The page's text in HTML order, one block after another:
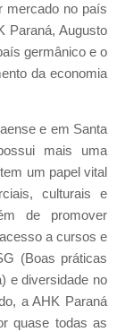
mercado no país
Paraná, Augusto
germânico e o
da economia
e em Santa
mais uma
um papel vital
culturais e
de promover
a cursos e
(Boas práticas
e diversidade no
a AHK Paraná
quase todas as